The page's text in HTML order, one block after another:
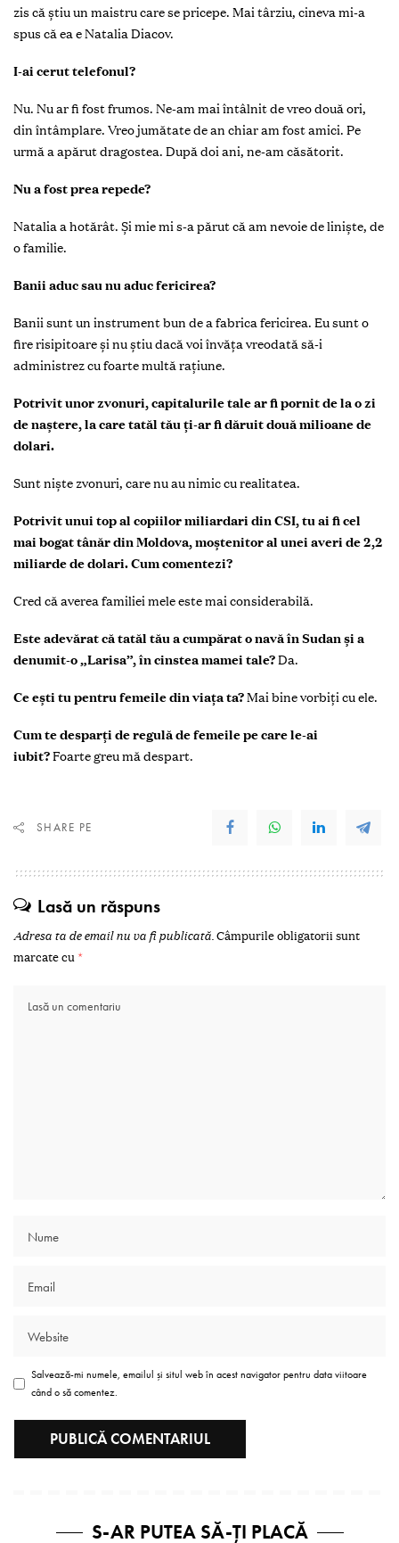
zis că ştiu un maistru care se pricepe. Mai târziu, cineva mi-a
spus că ea e Natalia Diacov.
I-ai cerut telefonul?
Nu. Nu ar fi fost frumos. Ne-am mai întâlnit de vreo două ori,
din întâmplare. Vreo jumătate de an chiar am fost amici. Pe
urmă a apărut dragostea. După doi ani, ne-am căsătorit.
Nu a fost prea repede?
Natalia a hotărât. Şi mie mi s-a părut că am nevoie de linişte, de
o familie.
Banii aduc sau nu aduc fericirea?
Banii sunt un instrument bun de a fabrica fericirea. Eu sunt o
fire risipitoare şi nu ştiu dacă voi învăţa vreodată să-i
administrez cu foarte multă raţiune.
Potrivit unor zvonuri, capitalurile tale ar fi pornit de la o zi
de naştere, la care tatăl tău ţi-ar fi dăruit două milioane de
dolari.
Sunt nişte zvonuri, care nu au nimic cu realitatea.
Potrivit unui top al copiilor miliardari din CSI, tu ai fi cel
mai bogat tânăr din Moldova, moştenitor al unei averi de 2,2
miliarde de dolari. Cum comentezi?
Cred că averea familiei mele este mai considerabilă.
Este adevărat că tatăl tău a cumpărat o navă în Sudan şi a
denumit-o „Larisa”, în cinstea mamei tale?Da.
Ce eşti tu pentru femeile din viaţa ta?Mai bine vorbiţi cu ele.
Cum te desparţi de regulă de femeile pe care le-ai
iubit?Foarte greu mă despart.
SHARE PE
Lasă un răspuns
Adresa ta de email nu va fi publicată.Câmpurile obligatorii sunt
marcate cu *
Salvează-mi numele, emailul și situl web în acest navigator pentru data viitoare
când o să comentez.
S-AR PUTEA SĂ-ȚI PLACĂ